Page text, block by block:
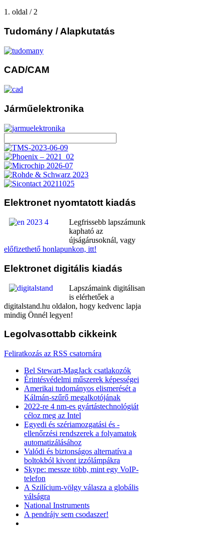
1. oldal / 2
Tudomány / Alapkutatás
CAD/CAM
Járműelektronika
Elektronet nyomtatott kiadás
Legfrissebb lapszámunk
kapható az
újságárusoknál, vagy
előfizethető honlapunkon, itt!
Elektronet digitális kiadás
Lapszámaink digitálisan
is elérhetőek a
digitalstand.hu oldalon, hogy kedvenc lapja
mindig Önnél legyen!
Legolvasottabb cikkeink
Feliratkozás az RSS csatornára
Bel Stewart-MagJack csatlakozók
Érintésvédelmi műszerek képességei
Amerikai tudományos elismerését a
Kálmán-szűrő megalkotójának
2022-re 4 nm-es gyártástechnológiát
céloz meg az Intel
Egyedi és szériamozgatási és -
ellenőrzési rendszerek a folyamatok
automatizálásához
Valódi és biztonságos alternatíva a
boltokból kivont izzólámpákra
Skype: messze több, mint egy VoIP-
telefon
A Szilícium-völgy válasza a globális
válságra
National Instruments
A pendrájv sem csodaszer!